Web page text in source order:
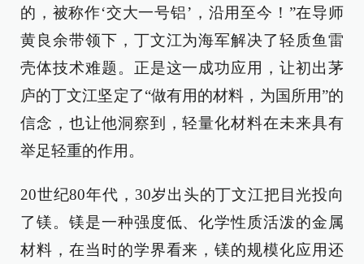
的，被称作‘交大一号铝’，沿用至今！”在导师
黄良余带领下，丁文江为海军解决了轻质鱼雷
壳体技术难题。正是这一成功应用，让初出茅
庐的丁文江坚定了“做有用的材料，为国所用”的
信念，也让他洞察到，轻量化材料在未来具有
举足轻重的作用。
20世纪80年代，30岁出头的丁文江把目光投向
了镁。镁是一种强度低、化学性质活泼的金属
材料，在当时的学界看来，镁的规模化应用还